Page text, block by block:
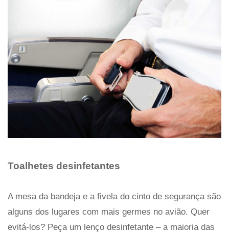
Toalhetes desinfetantes
A mesa da bandeja e a fivela do cinto de segurança são
alguns dos lugares com mais germes no avião. Quer
evitá-los? Peça um lenço desinfetante – a maioria das